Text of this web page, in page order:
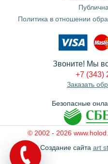
Политика в отношении
Звоните! Мы
+7 (343)
Заказать
Безопасные
© 2002 - 2026
Создание сайта art